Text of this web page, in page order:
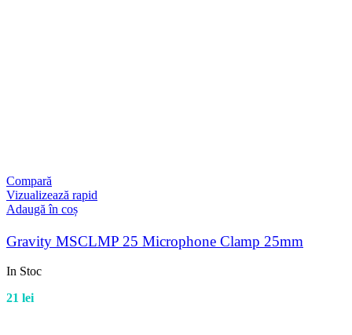
Compară
Vizualizează rapid
Adaugă în coș
Gravity MSCLMP 25 Microphone Clamp 25mm
In Stoc
21 lei